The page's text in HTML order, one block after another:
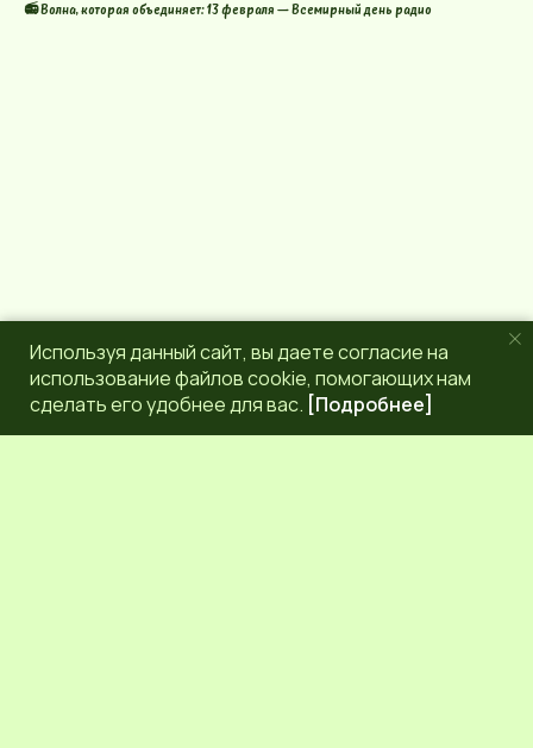
📻 Волна, которая объединяет: 13 февраля — Всемирный день радио
Используя данный сайт, вы даете согласие на
использование файлов cookie, помогающих нам
сделать его удобнее для вас. [Подробнее]